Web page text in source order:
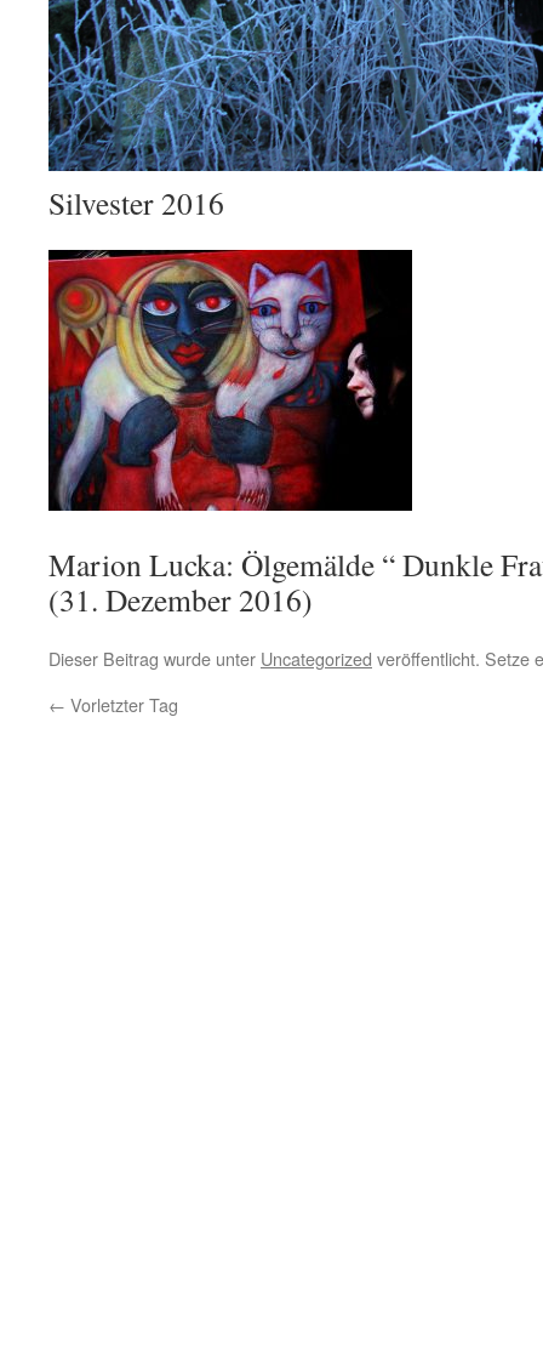
Silvester 2016
Marion Lucka: Ölgemälde “ Dunkle
(31. Dezember 2016)
Dieser Beitrag wurde unter Uncategorized veröffentlicht. Setze
← Vorletzter Tag